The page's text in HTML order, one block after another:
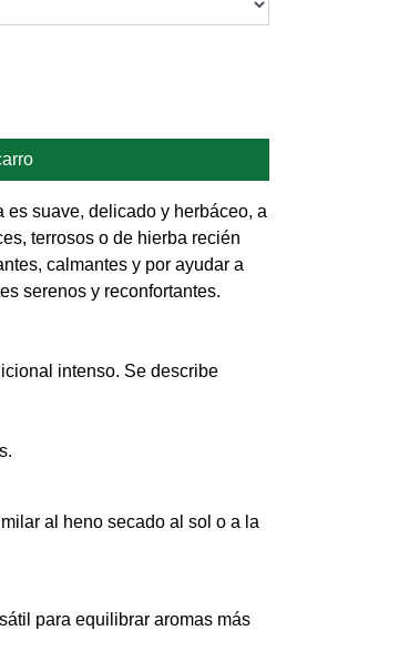
es suave, delicado y herbáceo, a
terrosos o de hierba recién
calmantes y por ayudar a
serenos y reconfortantes.
intenso. Se describe
al heno secado al sol o a la
para equilibrar aromas más